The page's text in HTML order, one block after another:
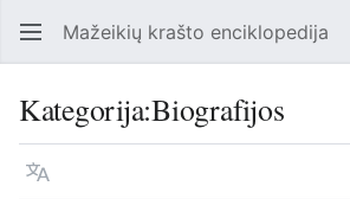
Mažeikių krašto enciklopedija
Kategorija:Biografijos
Kalba